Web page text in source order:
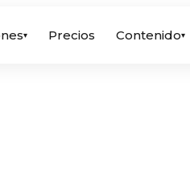
▾ Precios Contenido▾